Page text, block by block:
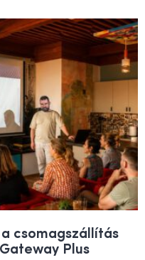
csomagszállítás
Plus